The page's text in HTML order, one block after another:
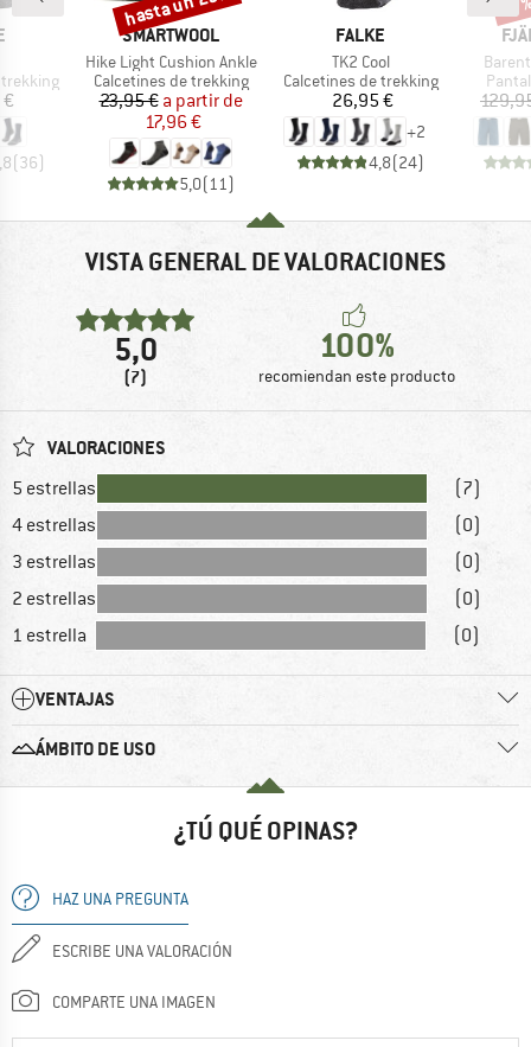
(36)
MARCA
SMARTWOOL
Artículo
Hike Light Cushion Ankle
Product group
Calcetines de trekking
Precio
23,95 € Precio reducido
a partir de
17,96 €
5,0(11 )
MARCA
FALKE
Artículo
TK2 Cool
Product group
Calcetines de trekking
Precio
26,95 €
+2
4,8(24)
VISTA GENERAL DE VALORACIONES
5,0
(7)
100%
recomiendan este producto
VALORACIONES
5 estrellas
(7)
4 estrellas
(0)
3 estrellas
(0)
2 estrellas
(0)
1 estrella
(0)
VENTAJAS
ÁMBITO DE USO
¿TÚ QUÉ OPINAS?
HAZ UNA PREGUNTA
ESCRIBE UNA VALORACIÓN
COMPARTE UNA IMAGEN